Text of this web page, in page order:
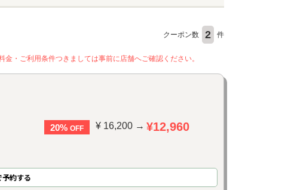
クーポン数 2 件
・ご利用条件つきましては事前に店舗へご確認ください。
20% OFF ¥ 16,200 → ¥12,960
予約する